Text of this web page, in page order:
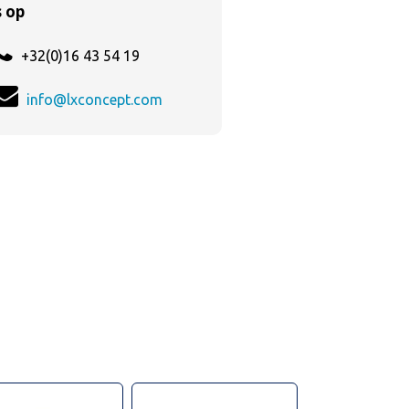
op
+32(0)16 43 54 19
info@lxconcept.com